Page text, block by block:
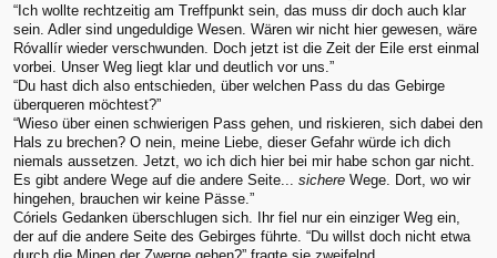
“Ich wollte rechtzeitig am Treffpunkt sein, das muss dir doch auch klar
sein. Adler sind ungeduldige Wesen. Wären wir nicht hier gewesen, wäre
Róvallír wieder verschwunden. Doch jetzt ist die Zeit der Eile erst einmal
vorbei. Unser Weg liegt klar und deutlich vor uns.”
“Du hast dich also entschieden, über welchen Pass du das Gebirge
überqueren möchtest?”
“Wieso über einen schwierigen Pass gehen, und riskieren, sich dabei den
Hals zu brechen? O nein, meine Liebe, dieser Gefahr würde ich dich
niemals aussetzen. Jetzt, wo ich dich hier bei mir habe schon gar nicht.
Es gibt andere Wege auf die andere Seite... sichere Wege. Dort, wo wir
hingehen, brauchen wir keine Pässe.”
Córiels Gedanken überschlugen sich. Ihr fiel nur ein einziger Weg ein,
der auf die andere Seite des Gebirges führte. “Du willst doch nicht etwa